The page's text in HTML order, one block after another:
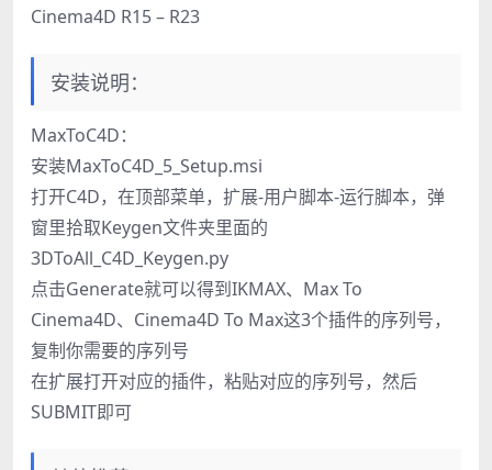
Cinema4D R15 – R23
安装说明：
MaxToC4D：
安装MaxToC4D_5_Setup.msi
打开C4D，在顶部菜单，扩展-用户脚本-运行脚本，弹
窗里拾取Keygen文件夹里面的
3DToAll_C4D_Keygen.py
点击Generate就可以得到IKMAX、Max To
Cinema4D、Cinema4D To Max这3个插件的序列号，
复制你需要的序列号
在扩展打开对应的插件，粘贴对应的序列号，然后
SUBMIT即可